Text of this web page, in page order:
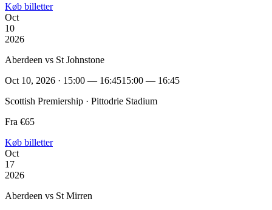
Køb billetter
Oct
10
2026
Aberdeen vs St Johnstone
Oct 10, 2026 · 15:00 — 16:4515:00 — 16:45
Scottish Premiership · Pittodrie Stadium
Fra €65
Køb billetter
Oct
17
2026
Aberdeen vs St Mirren